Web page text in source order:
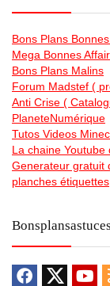
Bons Plans
Mega Bonnes
Bons Plans Malins
Forum Madstef (
Anti Crise (
PlaneteNumérique
Tutos Videos
La chaine Youtube
Generateur gratuit
planches étiquettes